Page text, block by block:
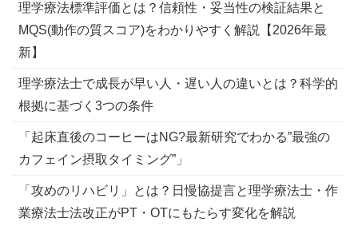
理学療法標準評価とは？信頼性・妥当性の検証結果と
MQS(動作の質スコア)をわかりやすく解説【2026年最
新】
理学療法士で成長が早い人・遅い人の違いとは？科学的
根拠に基づく3つの条件
「起床直後のコーヒーはNG?最新研究でわかる”最強の
カフェイン摂取タイミング”」
「攻めのリハビリ」とは？日慢協提言と理学療法士・作
業療法士法改正がPT・OTにもたらす変化を解説